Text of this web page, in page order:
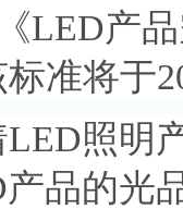
LED产
准将于
照明产
品的光